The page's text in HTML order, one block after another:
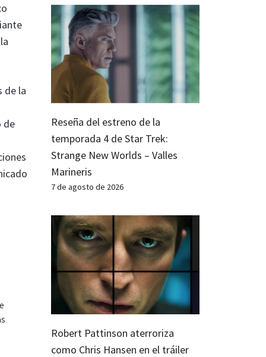
de la
de
Reseña del estreno de la
temporada 4 de Star Trek:
Strange New Worlds – Valles
Marineris
7 de agosto de 2026
Robert Pattinson aterroriza
como Chris Hansen en el tráiler